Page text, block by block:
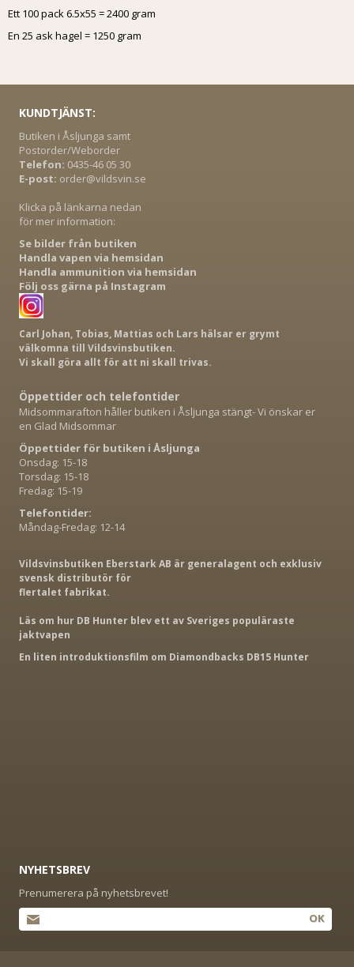
Ett 100 pack 6.5x55 = 2400 gram
En 25 ask hagel = 1250 gram
KUNDTJÄNST:
Butiken i Åsljunga samt
Postorder/Weborder
Telefon: 0435-46 05 30
E-post: order@vildsvin.se
Klicka på länkarna nedan
för mer information:
Se bilder från butiken
Handla vapen via hemsidan
Handla ammunition via hemsidan
Följ oss gärna på Instagram
Carl Johan, Tobias, Mattias och Lars hälsar er grymt
välkomna till Vildsvinsbutiken.
Vi skall göra allt för att ni skall trivas.
Öppettider och telefontider
Midsommarafton håller butiken i Åsljunga stängt- Vi önskar er
en Glad Midsommar
Öppettider för butiken i Åsljunga
Onsdag: 15-18
Torsdag: 15-18
Fredag: 15-19
Telefontider:
Måndag-Fredag: 12-14
Vildsvinsbutiken Eberstark AB är generalagent och exklusiv
svensk distributör för
flertalet fabrikat.
Läs om hur DB Hunter blev ett av Sveriges populäraste
jaktvapen
En liten introduktionsfilm om Diamondbacks DB15 Hunter
NYHETSBREV
Prenumerera på nyhetsbrevet!
OK